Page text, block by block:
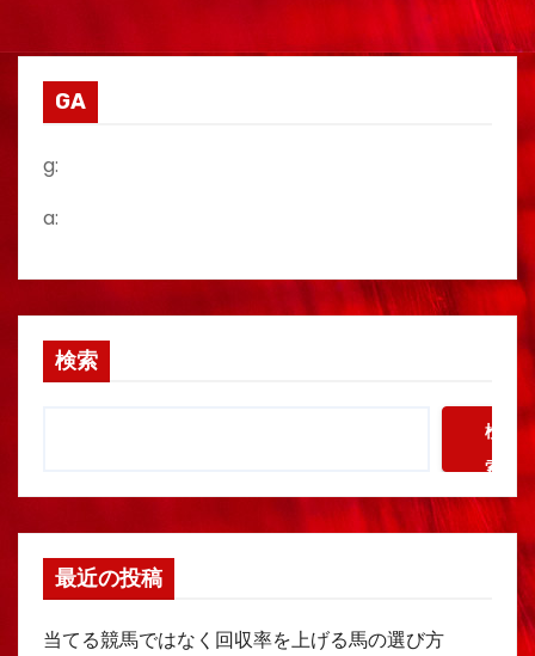
GA
g:
a:
検索
検
索
最近の投稿
当てる競馬ではなく回収率を上げる馬の選び方